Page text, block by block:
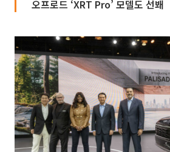
오프로드 ‘XRT Pro’ 모델도 선봬